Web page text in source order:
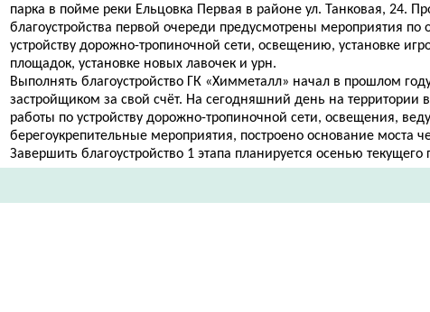
парка в пойме реки Ельцовка Первая в районе ул. Танковая, 24.
благоустройства первой очереди предусмотрены мероприятия по
устройству дорожно-тропиночной сети, освещению, установке
площадок, установке новых лавочек и урн.
Выполнять благоустройство ГК «Химметалл» начал в прошлом
застройщиком за свой счёт. На сегодняшний день на территории
работы по устройству дорожно-тропиночной сети, освещения,
берегоукрепительные мероприятия, построено основание моста
Завершить благоустройство 1 этапа планируется осенью текущего